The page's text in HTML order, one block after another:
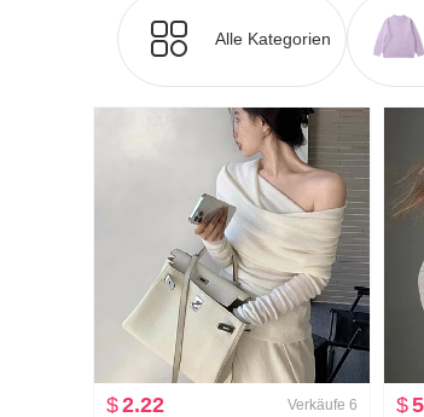
Alle Kategorien
$2.22 Verkäufe 6
$